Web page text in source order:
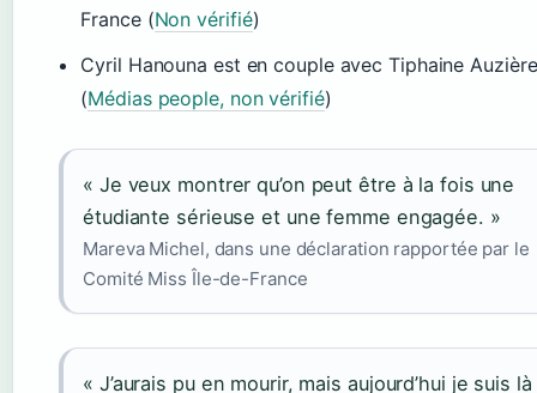
France (Non vérifié)
Cyril Hanouna est en couple avec Tiphaine Auzière
(Médias people, non vérifié)
« Je veux montrer qu’on peut être à la fois une
étudiante sérieuse et une femme engagée. »
Mareva Michel, dans une déclaration rapportée par le
Comité Miss Île-de-France
« J’aurais pu en mourir, mais aujourd’hui je suis